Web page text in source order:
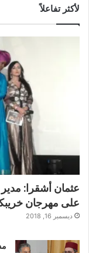
لأكثر تفاعلاً
عثمان أشقرا:
على مهرجان
ديسمبر 16, 2018